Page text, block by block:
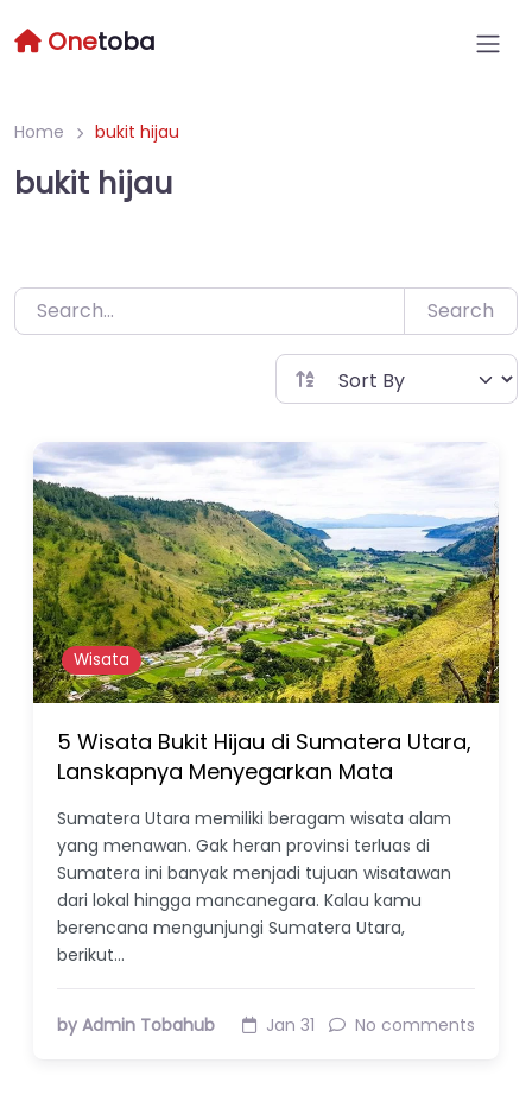
to
Onetoba
Home bukit hijau
bukit hijau
Search
Wisata
5 Wisata Bukit Hijau di Sumatera Utara,
Lanskapnya Menyegarkan Mata
Sumatera Utara memiliki beragam wisata alam
yang menawan. Gak heran provinsi terluas di
Sumatera ini banyak menjadi tujuan wisatawan
dari lokal hingga mancanegara. Kalau kamu
berencana mengunjungi Sumatera Utara,
berikut…
by Admin Tobahub Jan 31 No comments